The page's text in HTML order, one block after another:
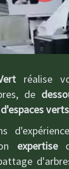
réalise
de
verts
expertise